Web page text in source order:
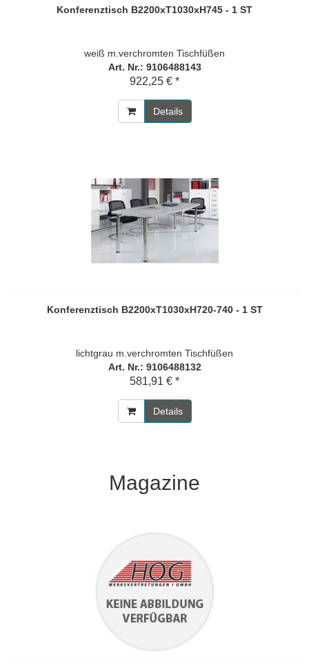
Konferenztisch B2200xT1030xH745 - 1 ST
weiß m.verchromten Tischfüßen
Art. Nr.: 9106488143
922,25 € *
Details
Konferenztisch B2200xT1030xH720-740 - 1 ST
lichtgrau m.verchromten Tischfüßen
Art. Nr.: 9106488132
581,91 € *
Details
Magazine